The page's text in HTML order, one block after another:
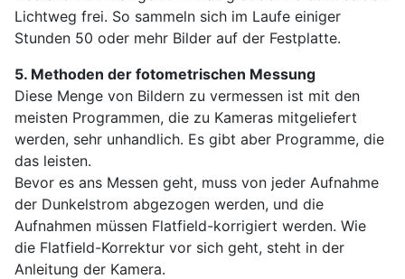
Lichtweg frei. So sammeln sich im Laufe einiger
Stunden 50 oder mehr Bilder auf der Festplatte.
5. Methoden der fotometrischen Messung
Diese Menge von Bildern zu vermessen ist mit den
meisten Programmen, die zu Kameras mitgeliefert
werden, sehr unhandlich. Es gibt aber Programme, die
das leisten.
Bevor es ans Messen geht, muss von jeder Aufnahme
der Dunkelstrom abgezogen werden, und die
Aufnahmen müssen Flatfield-korrigiert werden. Wie
die Flatfield-Korrektur vor sich geht, steht in der
Anleitung der Kamera.